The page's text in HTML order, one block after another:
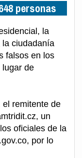
personas
la
la ciudadanía
falsos en los
lugar de
el remitente de
un
oficiales de la
por lo